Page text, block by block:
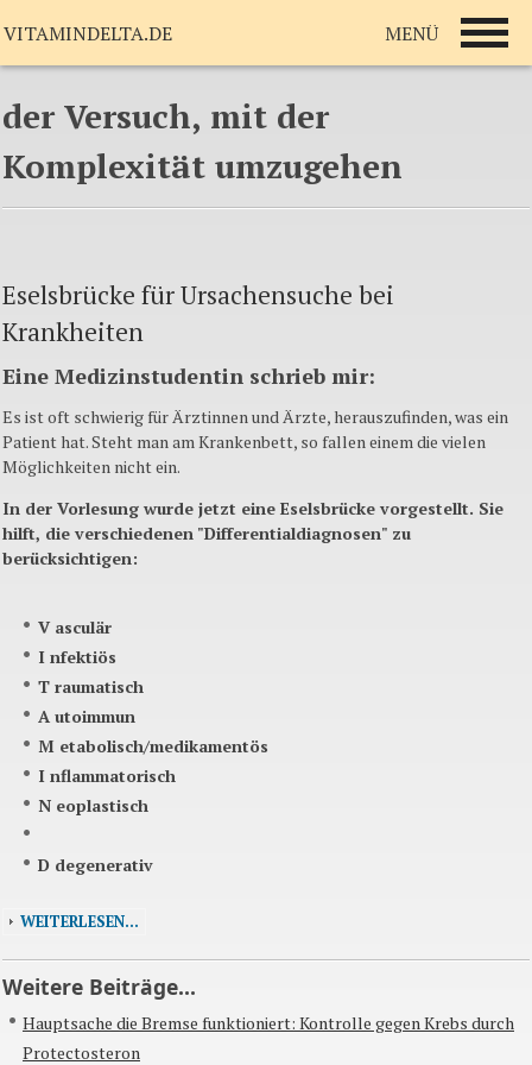
der Versuch, mit der
Komplexität umzugehen
Eselsbrücke für Ursachensuche bei
Krankheiten
Eine Medizinstudentin schrieb mir:
Es ist oft schwierig für Ärztinnen und Ärzte, herauszufinden, was ein
Patient hat. Steht man am Krankenbett, so fallen einem die vielen
Möglichkeiten nicht ein.
In der Vorlesung wurde jetzt eine Eselsbrücke vorgestellt. Sie
hilft, die verschiedenen "Differentialdiagnosen" zu
berücksichtigen:
V asculär
I nfektiös
T raumatisch
A utoimmun
M etabolisch/medikamentös
I nflammatorisch
N eoplastisch
D degenerativ
WEITERLESEN...
Weitere Beiträge...
Hauptsache die Bremse funktioniert: Kontrolle gegen Krebs durch
Protectosteron
VITAMINDELTA.DE MENÜ